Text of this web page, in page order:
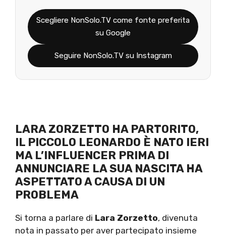
Scegliere NonSolo.TV come fonte preferita
su Google
Seguire NonSolo.TV su Instagram
LARA ZORZETTO HA PARTORITO,
IL PICCOLO LEONARDO È NATO IERI
MA L’INFLUENCER PRIMA DI
ANNUNCIARE LA SUA NASCITA HA
ASPETTATO A CAUSA DI UN
PROBLEMA
Si torna a parlare di Lara Zorzetto, divenuta
nota in passato per aver partecipato insieme